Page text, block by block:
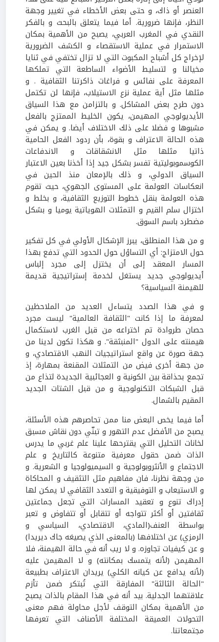
العنصر أو ذاك، و حتى بعض الأخطاء في تغيير وجهة
النظر، فإنها ضرورية. أما فيما يتعلق بالبحث و بالفكر
النقدي في المغرب العربي، يصبح من الأهمية بمكان
الاستمرار في عملية الاستقصاء و الكشف الضرورية
لإخراج كل أشباح المكبوت التي لا تزال تختفي في ثنايا
مخيالنا و لتسليط الأضواء الساطعة التي تملكها
المعرفة على نفائس و فراغات ذاكرتنا الثقافية . و
مثلها مثل أية عملية نزع الاستيلاب، فإنها لن تكتمل
دون طرح بعض المشاكل. و بالتزامن مع هذا السياق
الأيديولوجي المهيمن، يكون الخليط الممتزج بالفعل
مشبوها و فضلا على ذلك الاختلاف أيضا. و يمكن في
هذه الحالة الاعتراف و بقوة، بأن ردود الفعل الحامية
ذاتيا مثلها مثل الانشقاقات و الاندفاعات
الكوسموبوليتية تفسر بشكل جيد إذا أخذنا بعين الاعتبار
السياق الدولي، و ذلك بالإمعان منذ الحين في
انعكاسات العولمة على المستوى الجهوي، حيث تقوم
هذه العولمة بنقل خطوط التوزيع الثقافية، و بخلط و
اختزال سلم القيم و التمثلات الهوياتية يوميا و بشكل
مضطرد باسم السوق.
و من هذا المنطلق، يبرز الإشكال الأولي في كل تفكير
حول الامتزاج: أي التساؤل حول الحدود التي تدفع بهذا
المسار المعقد إلى أن يختزل إلى مجرد إلباس
أيديولوجي جديد يستغل لخدمة إستراتيجية قديمة
للهيمنة السياسية؟
و في هذا الصدد يتساءل العديد من الملاحظين
لمعرفة ما إذا كانت "الثقافة العالمية" ليست مجرد
حصان طروادة تم اختراعه من قبل الغرب لاستكمال
هيمنته على الدول "المنبثقة". و هكذا تكون لدينا من
جهة صورة عن واقع استراتيجيات النهب الاقتصادي، و
من جهة أخرى فيض من التمثلات المقنعة بمهارة، إذ
تجمع بحذاقة بين الكونية و العجائبية الجديدة لتذاع من
قبل الشبكات التكنولوجية و من قبل الشتات الجديد
المقيم بالشمال.
أما فيما يخص البعض منا ممن تحاصرهم هذه الأسئلة،
يصبح من الأفضل عدم التهور و تبنّي دون نقاش مسبق
لخانات التحليل التي يقترحها علينا علم غربي ما يدرس
الذات ضمن حقول معرفية متنوعة كالتاريخ و علم
الاجتماع و الأنثروبولوجية و السيميولوجيا و الشعرية. و
من وجهة نظرنا، فان مفاهيم مثل التثقيف و المحاكاة
و الاستيعاب و التوفيقية و التعدد الثقافي لا يمكن لها
إدراك تنوع و تعقيد المسارات التي تجعل جماعتين
ثقافتين أو أكثر تتواجه أو تتقابل أو تتفاوض و تعبر
بواسطة العنف(المادي، الاقتصادي، السياسي و
الرمزي) عن اختلافها (بالمعنى الذي يصيغه جاك ديريدا)
و عن كيفيات تجاوزه. و لا ريب أنه في حالة الهيمنة، فلا
المهيمن (لأنه يتمسك بمكانته) و لا المهيمن عليه
(لأنه يدافع عن كيانه الكلي) يريدان الاعتراف بطبيعة
"الحالة الثالثة" المفارقة التي تُبتكر ضمن تأزم
علاقتهما الجدلية. بيد أنه في هذا المقام بالذات يصبح
من الأهمية بمكان التوقف لأجل محاولة فهم معنى
التحولات العميقة المختلفة الأصناف التي تعرفها
مجتمعاتنا.